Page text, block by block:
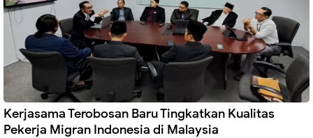
Kerjasama Terobosan Baru Tingkatkan Kualitas
Pekerja Migran Indonesia di Malaysia